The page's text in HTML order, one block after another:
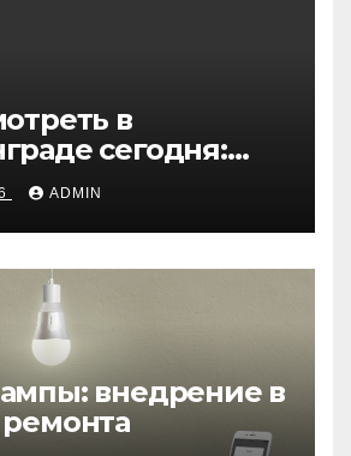
в
сегодня:
по самому
городу России
ADMIN
внедрение в